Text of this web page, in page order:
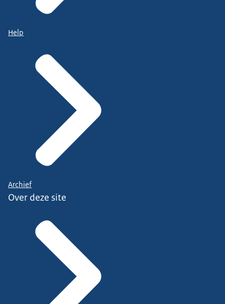
Help
Archief
Over deze site